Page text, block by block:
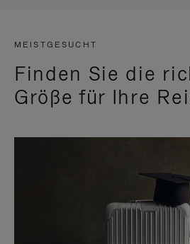
MEISTGESUCHT
Finden Sie die
Größe für Ihre